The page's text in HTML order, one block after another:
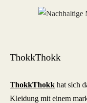
ThokkThokk
ThokkThokk hat sich
Kleidung mit einem